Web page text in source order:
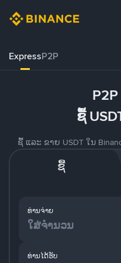
ExpressP2P
ຊື້
ຊື້ ແລະ ຂາຍ USDT ໃນ
ຊື້
ທ່ານຈ່າຍ
ທ່ານໄດ້ຮັບ